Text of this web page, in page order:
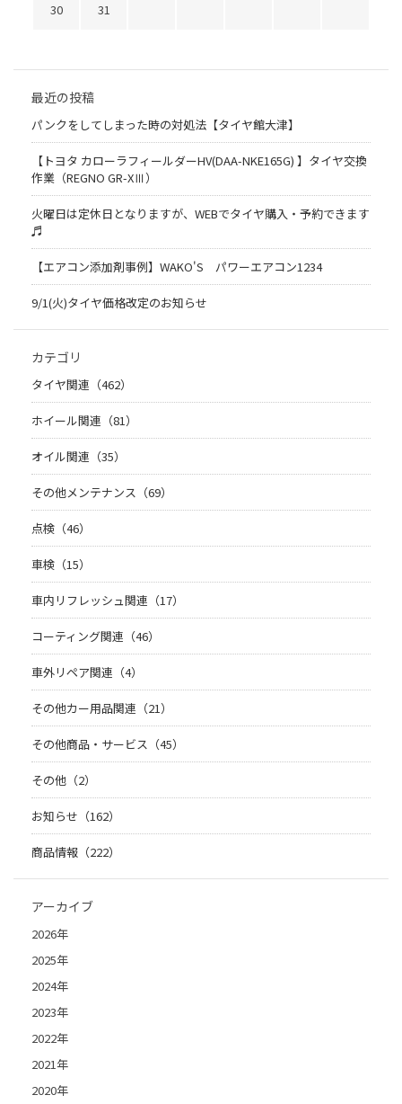
30
31
最近の投稿
パンクをしてしまった時の対処法【タイヤ館大津】
【トヨタ カローラフィールダーHV(DAA-NKE165G) 】タイヤ交換
作業（REGNO GR-XⅢ）
火曜日は定休日となりますが、WEBでタイヤ購入・予約できます
♬
【エアコン添加剤事例】WAKO'S パワーエアコン1234
9/1(火)タイヤ価格改定のお知らせ
カテゴリ
タイヤ関連（462）
ホイール関連（81）
オイル関連（35）
その他メンテナンス（69）
点検（46）
車検（15）
車内リフレッシュ関連（17）
コーティング関連（46）
車外リペア関連（4）
その他カー用品関連（21）
その他商品・サービス（45）
その他（2）
お知らせ（162）
商品情報（222）
アーカイブ
2026年
2025年
2024年
2023年
2022年
2021年
2020年